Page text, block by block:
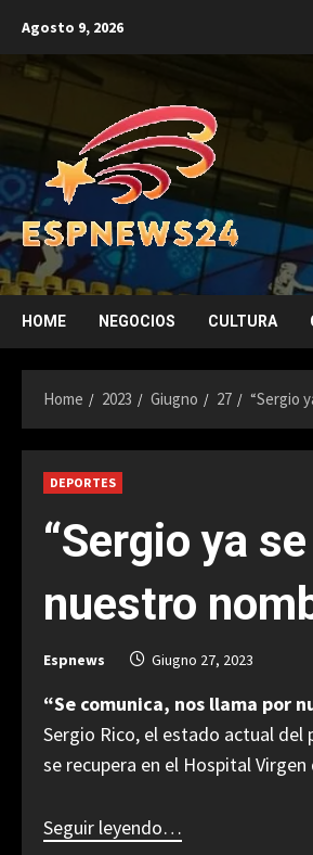
content
Agosto 9, 2026
HOME NEGOCIOS CULTURA
Home 2023 Giugno 27 “Sergio
DEPORTES
“Sergio ya
nuestro
Espnews Giugno 27, 2023
“Se comunica, nos llama por
Sergio Rico, el estado actual del
se recupera en el Hospital Virgen
Seguir leyendo…